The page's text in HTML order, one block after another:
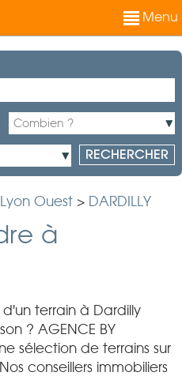
Menu
Ouest > DARDILLY
à
terrain à Dardilly
? AGENCE BY
sélection de terrains sur
conseillers immobiliers